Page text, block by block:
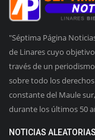
"Séptima Página
de Linares cuyo
través de un
sobre todo los
constante del Maule
durante los últimos 50
NOTICIAS ALEATORIAS